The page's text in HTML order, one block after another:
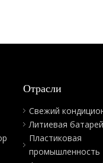
Отрасли
Свежий
Литиевая
Пластиковая
промышленность